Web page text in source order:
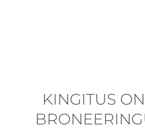
KINGITUS